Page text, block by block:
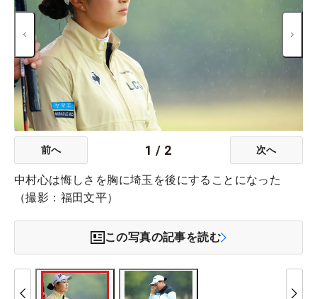
前へ 1 / 2 次へ
中村心は悔しさを胸に埼玉を後にすることになった
（撮影：福田文平）
この写真の記事を読む